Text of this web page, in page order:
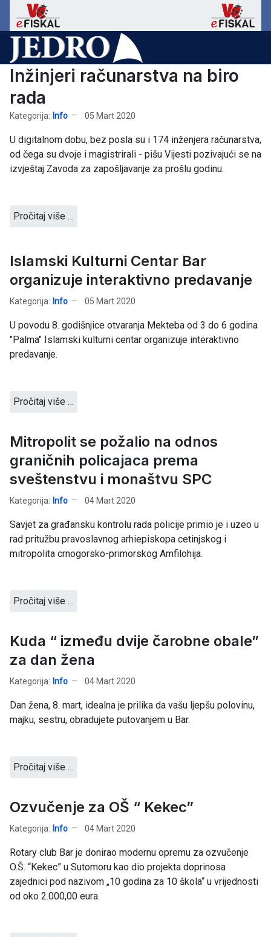
Inžinjeri računarstva na biro
rada
Kategorija: Info 05 Mart 2020
U digitalnom dobu, bez posla su i 174 inženjera računarstva,
od čega su dvoje i magistrirali - pišu Vijesti pozivajući se na
izvještaj Zavoda za zapošljavanje za prošlu godinu.
Pročitaj više …
Islamski Kulturni Centar Bar
organizuje interaktivno predavanje
Kategorija: Info 05 Mart 2020
U povodu 8. godišnjice otvaranja Mekteba od 3 do 6 godina
"Palma" Islamski kulturni centar organizuje interaktivno
predavanje.
Pročitaj više …
Mitropolit se požalio na odnos
graničnih policajaca prema
sveštenstvu i monaštvu SPC
Kategorija: Info 04 Mart 2020
Savjet za građansku kontrolu rada policije primio je i uzeo u
rad pritužbu pravoslavnog arhiepiskopa cetinjskog i
mitropolita crnogorsko-primorskog Amfilohija.
Pročitaj više …
Kuda “ između dvije čarobne obale”
za dan žena
Kategorija: Info 04 Mart 2020
Dan žena, 8. mart, idealna je prilika da vašu ljepšu polovinu,
majku, sestru, obradujete putovanjem u Bar.
Pročitaj više …
Ozvučenje za OŠ “ Kekec”
Kategorija: Info 04 Mart 2020
Rotary club Bar je donirao modernu opremu za ozvučenje
O.Š. “Kekec” u Sutomoru kao dio projekta doprinosa
zajednici pod nazivom „10 godina za 10 škola“ u vrijednosti
od oko 2.000,00 eura.